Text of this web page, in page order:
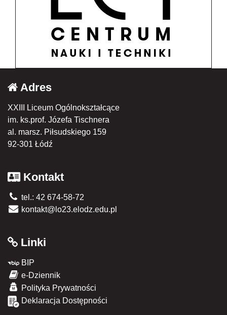
Adres
XXIII Liceum Ogólnokształcące
im. ks.prof. Józefa Tischnera
al. marsz. Piłsudskiego 159
92-301 Łódź
Kontakt
tel.: 42 674-58-72
kontakt@lo23.elodz.edu.pl
Linki
BIP
e-Dziennik
Polityka Prywatności
Deklaracja Dostępności